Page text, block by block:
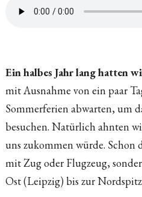
Ein halbes Jahr lang hatten
mit Ausnahme von ein paar
Sommerferien abwarten, um
besuchen. Natürlich ahnten
uns zukommen würde.
mit Zug oder Flugzeug,
Ost (Leipzig) bis zur